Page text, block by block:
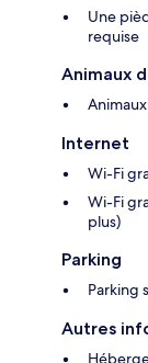
Une
requise
Animaux
Internet
Wi-Fi
Wi-Fi
plus)
Parking
Parking
Autres